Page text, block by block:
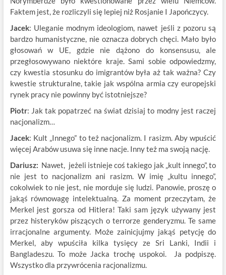
Faktem jest, że rozliczyli się lepiej niż Rosjanie I Japończycy.
Jacek: Uleganie modnym ideologiom, nawet jeśli z pozoru są
bardzo humanistyczne, nie oznacza dobrych chęci. Mało było
głosowań w UE, gdzie nie dążono do konsensusu, ale
przegłosowywano niektóre kraje. Sami sobie odpowiedzmy,
czy kwestia stosunku do imigrantów była aż tak ważna? Czy
kwestie strukturalne, takie jak wspólna armia czy europejski
rynek pracy nie powinny być istotniejsze?
Piotr: Jak tak popatrzeć na świat dzisiaj to modny jest raczej
nacjonalizm…
Jacek: Kult „Innego” to też nacjonalizm. I rasizm. Aby wpuścić
więcej Arabów usuwa się inne nacje. Inny też ma swoją nację.
Dariusz: Nawet, jeżeli istnieje coś takiego jak „kult innego”, to
nie jest to nacjonalizm ani rasizm. W imię „kultu innego”,
cokolwiek to nie jest, nie morduje się ludzi. Panowie, proszę o
jakąś równowagę intelektualną. Za moment przeczytam, że
Merkel jest gorsza od Hitlera! Taki sam język używany jest
przez histeryków piszących o terrorze genderyzmu. Te same
irracjonalne argumenty. Może zainicjujmy jakąś petycję do
Merkel, aby wpuściła kilka tysięcy ze Sri Lanki, Indii i
Bangladeszu. To może Jacka trochę uspokoi. Ja podpiszę.
Wszystko dla przywrócenia racjonalizmu.